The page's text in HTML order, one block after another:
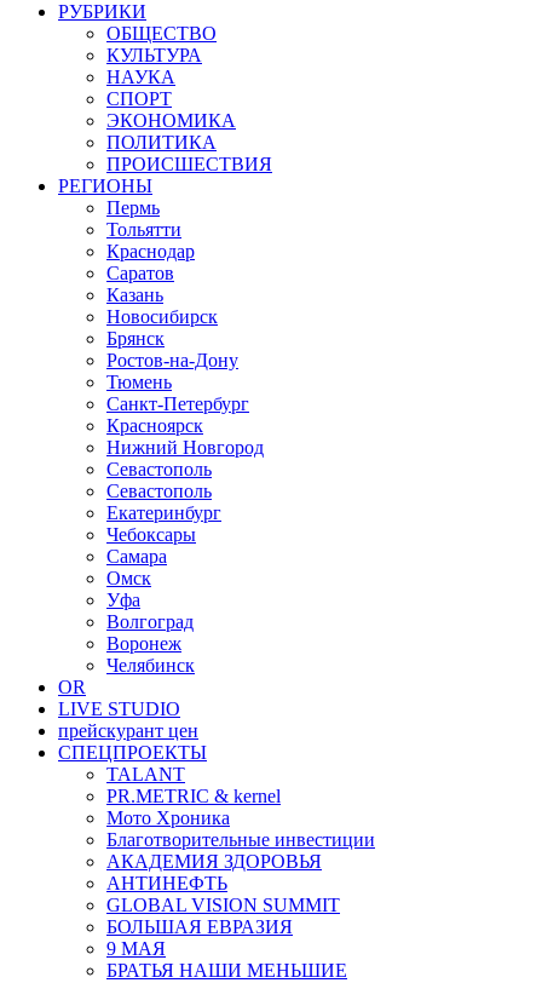
РУБРИКИ
ОБЩЕСТВО
КУЛЬТУРА
НАУКА
СПОРТ
ЭКОНОМИКА
ПОЛИТИКА
ПРОИСШЕСТВИЯ
РЕГИОНЫ
Пермь
Тольятти
Краснодар
Саратов
Казань
Новосибирск
Брянск
Ростов-на-Дону
Тюмень
Санкт-Петербург
Красноярск
Нижний Новгород
Севастополь
Севастополь
Екатеринбург
Чебоксары
Самара
Омск
Уфа
Волгоград
Воронеж
Челябинск
OR
LIVE STUDIO
прейскурант цен
СПЕЦПРОЕКТЫ
TALANT
PR.METRIC & kernel
Мото Хроника
Благотворительные инвестиции
АКАДЕМИЯ ЗДОРОВЬЯ
АНТИНЕФТЬ
GLOBAL VISION SUMMIT
БОЛЬШАЯ ЕВРАЗИЯ
9 МАЯ
БРАТЬЯ НАШИ МЕНЬШИЕ